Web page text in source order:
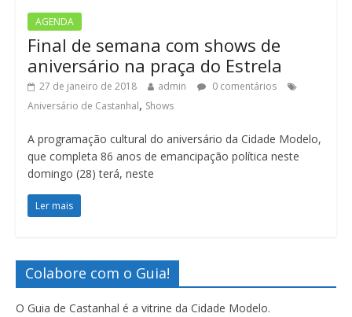
AGENDA
Final de semana com shows de
aniversário na praça do Estrela
27 de janeiro de 2018 admin
0 comentários
Aniversário de Castanhal, Shows
A programação cultural do aniversário da Cidade Modelo,
que completa 86 anos de emancipação política neste
domingo (28) terá, neste
Ler mais
Colabore com o Guia!
O Guia de Castanhal é a vitrine da Cidade Modelo.